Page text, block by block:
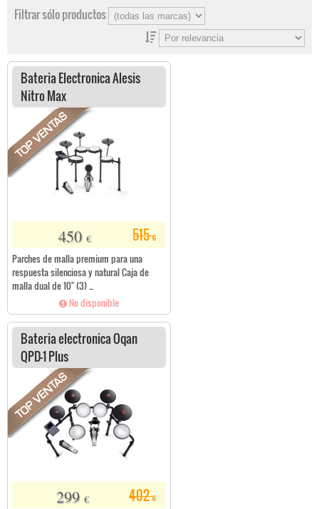
Filtrar sólo productos
Bateria Electronica Alesis
Nitro Max
515€
450 €
Parches de malla premium para una
respuesta silenciosa y natural Caja de
malla dual de 10" (3) ...
No disponible
Bateria electronica Oqan
QPD-1 Plus
402€
299 €